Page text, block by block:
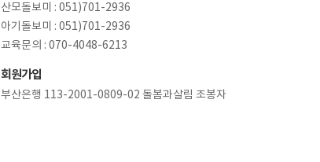
산모돌보미 : 051)701-2936
아기돌보미 : 051)701-2936
교육문의 : 070-4048-6213
회원가입
부산은행 113-2001-0809-02 돌봄과살림 조봉자